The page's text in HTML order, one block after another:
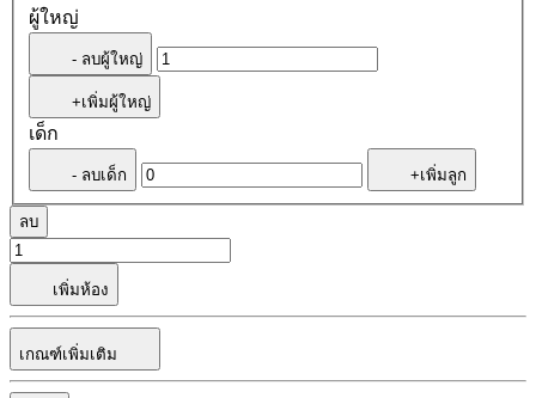
ผู้ใหญ่
- ลบผู้ใหญ่
+เพิ่มผู้ใหญ่
เด็ก
- ลบเด็ก +เพิ่มลูก
ลบ
เพิ่มห้อง
เกณฑ์เพิ่มเติม